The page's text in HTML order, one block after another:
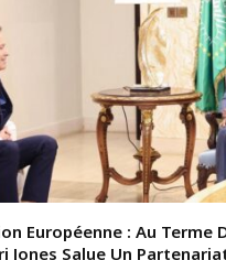
Européenne : Au Terme
Jones Salue Un